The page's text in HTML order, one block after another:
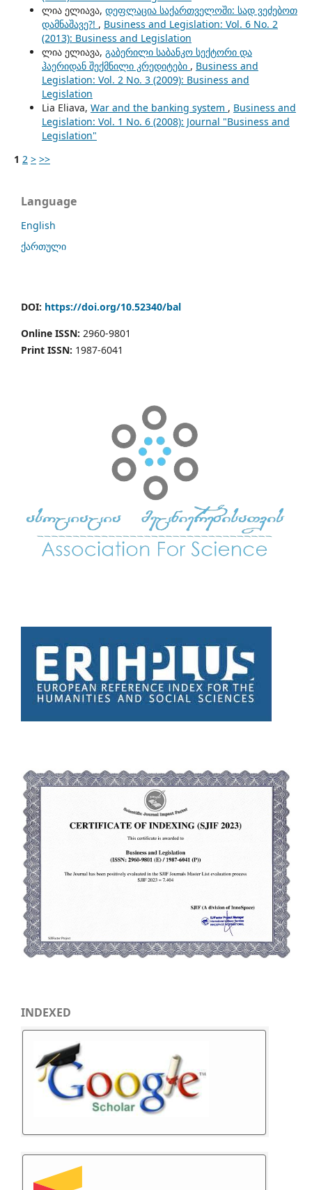
ლია ელიავა, დეფლაცია საქართველოში: სად ვეძებოთ
დამნაშავე?! , Business and Legislation: Vol. 6 No. 2
(2013): Business and Legislation
ლია ელიავა, გაბერილი საბანკო სექტორი და
ჰაერიდან შექმნილი კრედიტები , Business and
Legislation: Vol. 2 No. 3 (2009): Business and
Legislation
Lia Eliava, War and the banking system , Business and
Legislation: Vol. 1 No. 6 (2008): Journal "Business and
Legislation"
1 2 > >>
Language
English
ქართული
DOI: https://doi.org/10.52340/bal
Online ISSN: 2960-9801
Print ISSN: 1987-6041
INDEXED